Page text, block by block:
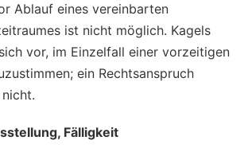
Ablauf eines vereinbarten
ist nicht möglich. Kagels
vor, im Einzelfall einer vorzeitigen
ein Rechtsanspruch
Fälligkeit